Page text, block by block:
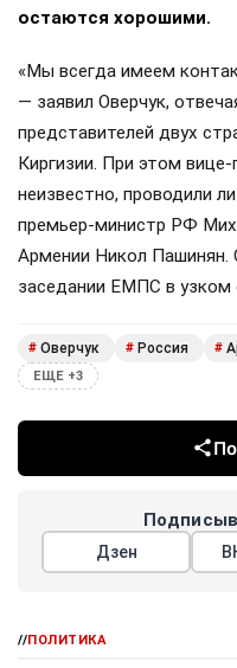
остаются хорошими.
«Мы всегда имеем
— заявил Оверчук,
представителей двух
Киргизии. При этом
неизвестно, проводили
премьер-министр РФ
Армении Никол Пашинян.
заседании ЕМПС в узком
# Оверчук # Россия #
ЕЩЕ +3
Дзен
//ПОЛИТИКА